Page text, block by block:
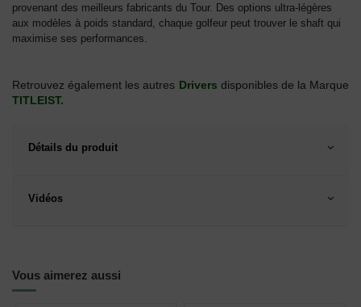
provenant des meilleurs fabricants du Tour. Des options ultra-légères
aux modèles à poids standard, chaque golfeur peut trouver le shaft qui
maximise ses performances.
Retrouvez également les autres Drivers disponibles de la Marque
TITLEIST.
Détails du produit
Vidéos
Vous aimerez aussi